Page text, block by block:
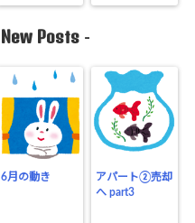
New Posts -
6月の動き
アパート②売却
へ part3